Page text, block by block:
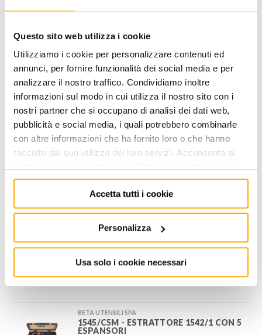
Questo sito web utilizza i cookie
Utilizziamo i cookie per personalizzare contenuti ed
annunci, per fornire funzionalità dei social media e per
analizzare il nostro traffico. Condividiamo inoltre
informazioni sul modo in cui utilizza il nostro sito con i
nostri partner che si occupano di analisi dei dati web,
pubblicità e social media, i quali potrebbero combinarle
con altre informazioni che ha fornito loro o che hanno
raccolto dal suo utilizzo dei loro servizi. Acconsenta ai
Accetta tutti i cookie
Personalizza
Usa solo i cookie necessari
AGGIUNGI AL CARRELLO
Aggiungi alla lista dei
desideri
Condividi
Informazioni utili
POTREBBERO PIACERTI ANCHE
BETA UTENSILI SPA
1540 - ESTRATTORE A PERCUSSIONE
€64,00+ IVA
BETA UTENSILI SPA
1545/C5M - ESTRATTORE 1542/1 CON 5
ESPANSORI